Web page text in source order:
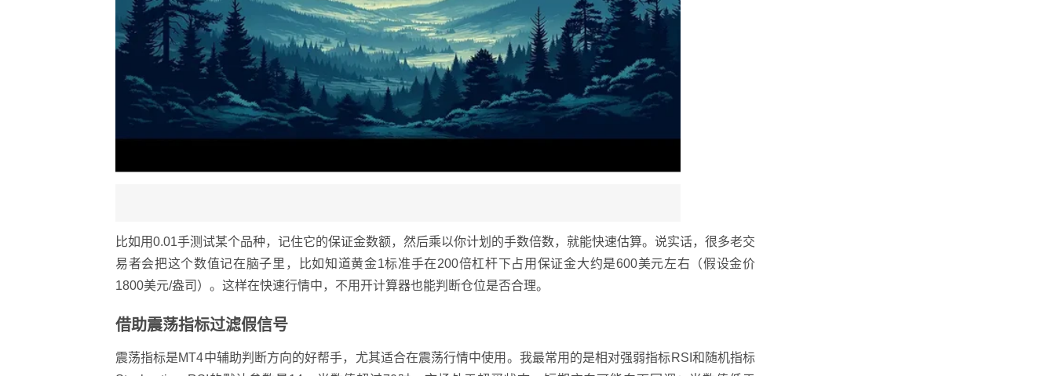
比如用0.01手测试某个品种，记住它的保证金数额，然后乘以你计划的手数倍数，就能快速估算。说实话，很多老交
易者会把这个数值记在脑子里，比如知道黄金1标准手在200倍杠杆下占用保证金大约是600美元左右（假设金价
1800美元/盎司）。这样在快速行情中，不用开计算器也能判断仓位是否合理。
借助震荡指标过滤假信号
震荡指标是MT4中辅助判断方向的好帮手，尤其适合在震荡行情中使用。我最常用的是相对强弱指标RSI和随机指标